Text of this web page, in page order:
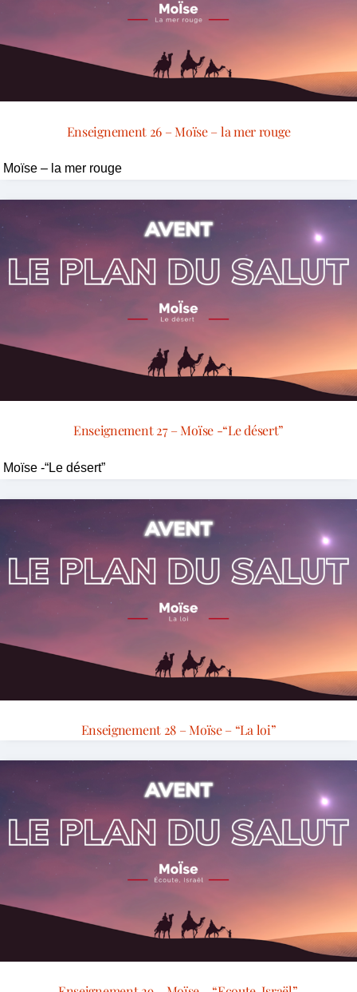
Enseignement 26 – Moïse – la mer rouge
Moïse – la mer rouge
Enseignement 27 – Moïse -“Le désert”
Moïse -“Le désert”
Enseignement 28 – Moïse – “La loi”